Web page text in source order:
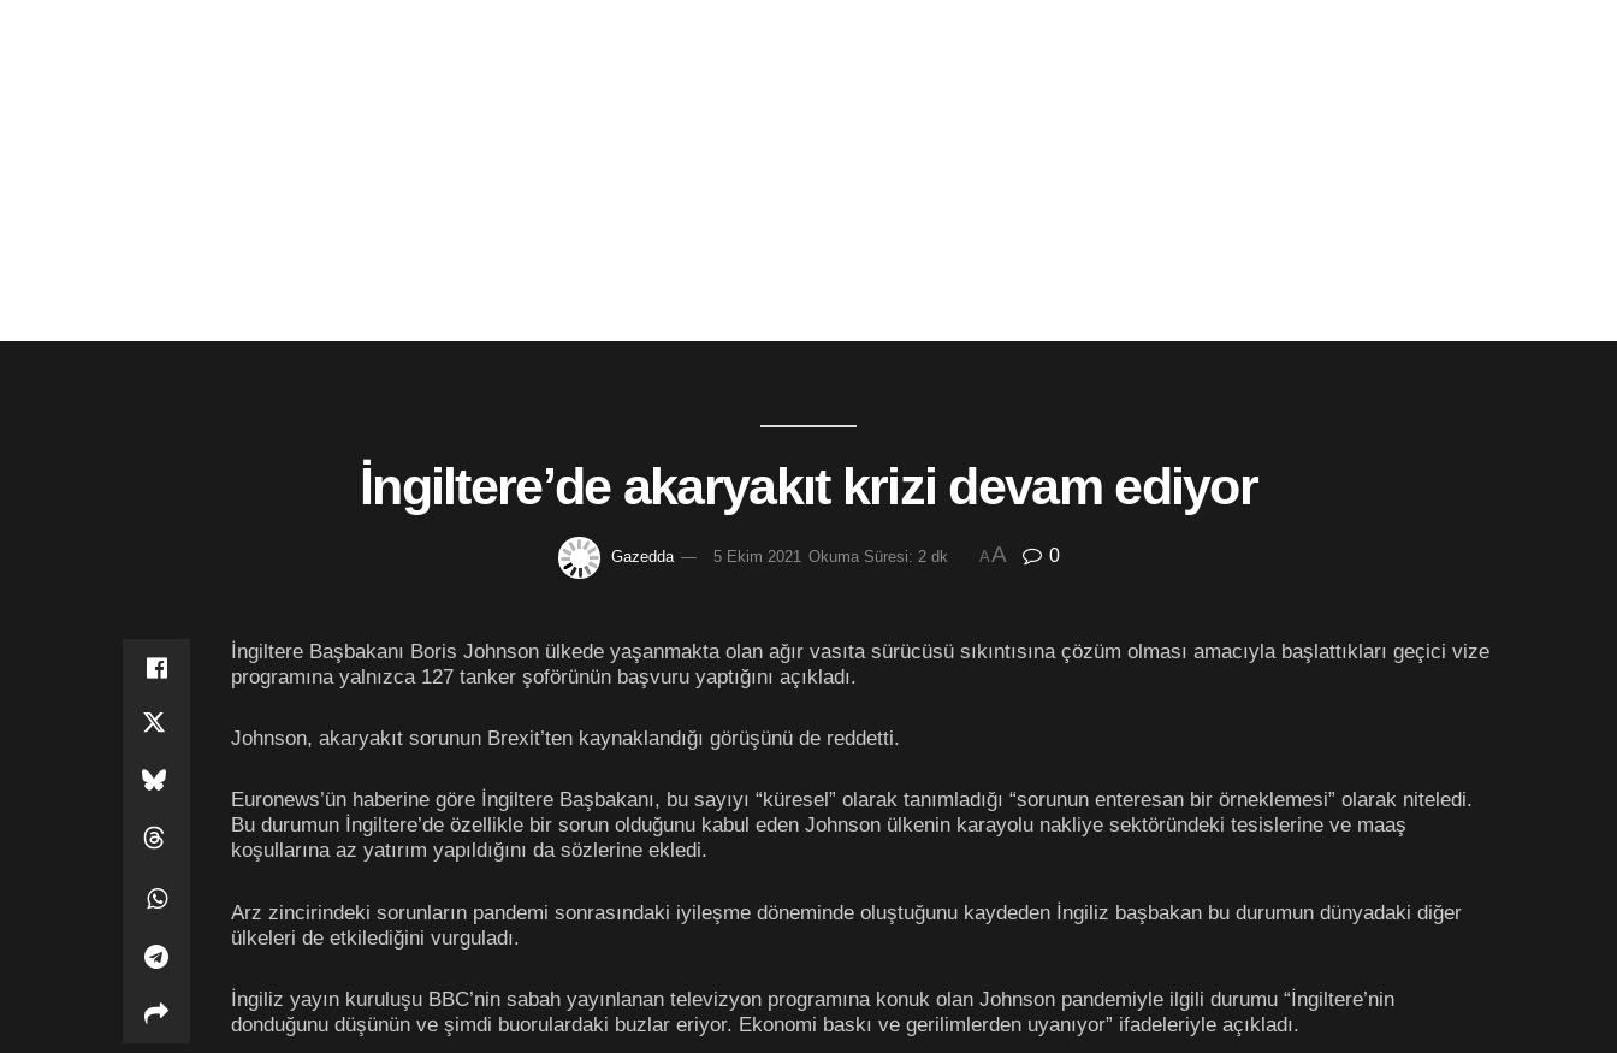
İngiltere’de akaryakıt krizi devam ediyor
Gazedda 5 Ekim 2021 Okuma Süresi: 2 dk AA 0
İngiltere Başbakanı Boris Johnson ülkede yaşanmakta olan ağır vasıta sürücüsü sıkıntısına çözüm olması amacıyla başlattıkları geçici vize
programına yalnızca 127 tanker şoförünün başvuru yaptığını açıkladı.
Johnson, akaryakıt sorunun Brexit’ten kaynaklandığı görüşünü de reddetti.
Euronews’ün haberine göre İngiltere Başbakanı, bu sayıyı “küresel” olarak tanımladığı “sorunun enteresan bir örneklemesi” olarak niteledi.
Bu durumun İngiltere’de özellikle bir sorun olduğunu kabul eden Johnson ülkenin karayolu nakliye sektöründeki tesislerine ve maaş
koşullarına az yatırım yapıldığını da sözlerine ekledi.
Arz zincirindeki sorunların pandemi sonrasındaki iyileşme döneminde oluştuğunu kaydeden İngiliz başbakan bu durumun dünyadaki diğer
ülkeleri de etkilediğini vurguladı.
İngiliz yayın kuruluşu BBC’nin sabah yayınlanan televizyon programına konuk olan Johnson pandemiyle ilgili durumu “İngiltere’nin
donduğunu düşünün ve şimdi buorulardaki buzlar eriyor. Ekonomi baskı ve gerilimlerden uyanıyor” ifadeleriyle açıkladı.